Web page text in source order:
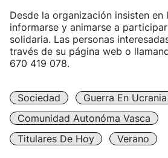
Desde la organización insisten
informarse y animarse a
solidaria. Las personas
través de su página web o
670 419 078.
Sociedad
Guerra En Ucrania
Comunidad Autonóma Vasca
Titulares De Hoy
Verano